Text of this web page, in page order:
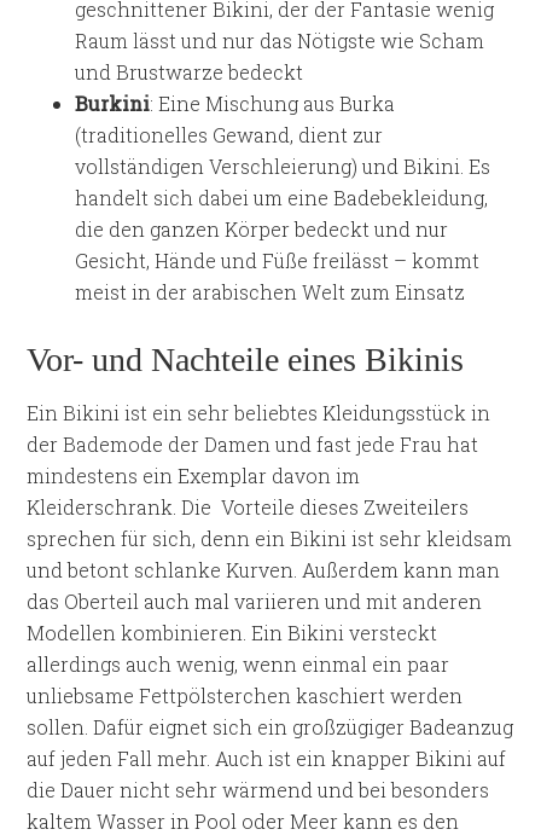
geschnittener Bikini, der der Fantasie wenig
Raum lässt und nur das Nötigste wie Scham
und Brustwarze bedeckt
Burkini: Eine Mischung aus Burka
(traditionelles Gewand, dient zur
vollständigen Verschleierung) und Bikini. Es
handelt sich dabei um eine Badebekleidung,
die den ganzen Körper bedeckt und nur
Gesicht, Hände und Füße freilässt – kommt
meist in der arabischen Welt zum Einsatz
Vor- und Nachteile eines Bikinis
Ein Bikini ist ein sehr beliebtes Kleidungsstück in
der Bademode der Damen und fast jede Frau hat
mindestens ein Exemplar davon im
Kleiderschrank. Die Vorteile dieses Zweiteilers
sprechen für sich, denn ein Bikini ist sehr kleidsam
und betont schlanke Kurven. Außerdem kann man
das Oberteil auch mal variieren und mit anderen
Modellen kombinieren. Ein Bikini versteckt
allerdings auch wenig, wenn einmal ein paar
unliebsame Fettpölsterchen kaschiert werden
sollen. Dafür eignet sich ein großzügiger Badeanzug
auf jeden Fall mehr. Auch ist ein knapper Bikini auf
die Dauer nicht sehr wärmend und bei besonders
kaltem Wasser in Pool oder Meer kann es den